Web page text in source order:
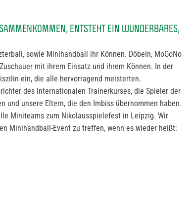
ENTSTEHT EIN WUNDERBARES,
sowie Minihandball ihr Können. Döbeln, MoGoNo
mit ihrem Einsatz und ihrem Können. In der
ein, die alle hervorragend meisterten.
des Internationalen Trainerkurses, die Spieler der
und unsere Eltern, die den Imbiss übernommen haben.
Miniteams zum Nikolausspielefest in Leipzig. Wir
Minihandball-Event zu treffen, wenn es wieder heißt: